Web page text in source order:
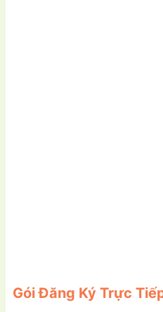
Gói Đăng Ký Trực